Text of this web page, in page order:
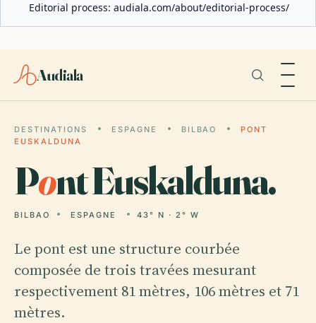
Editorial process: audiala.com/about/editorial-process/
Audiala
DESTINATIONS ESPAGNE BILBAO
PONT
EUSKALDUNA
Pont Euskalduna.
BILBAO ESPAGNE 43° N · 2° W
Le pont est une structure courbée
composée de trois travées mesurant
respectivement 81 mètres, 106 mètres et 71
mètres.